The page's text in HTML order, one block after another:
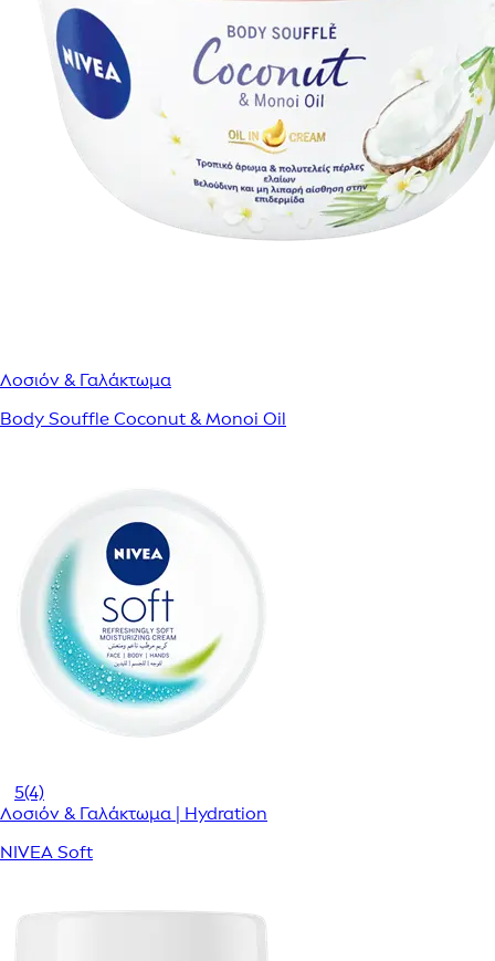
Λοσιόν & Γαλάκτωμα
Body Souffle Coconut & Monoi Oil
5(4)
Λοσιόν & Γαλάκτωμα | Hydration
NIVEA Soft